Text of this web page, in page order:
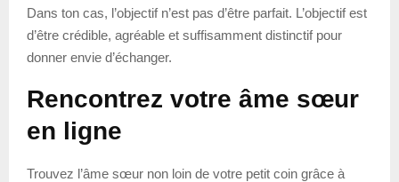
Dans ton cas, l’objectif n’est pas d’être parfait. L’objectif est
d’être crédible, agréable et suffisamment distinctif pour
donner envie d’échanger.
Rencontrez votre âme sœur
en ligne
Trouvez l’âme sœur non loin de votre petit coin grâce à